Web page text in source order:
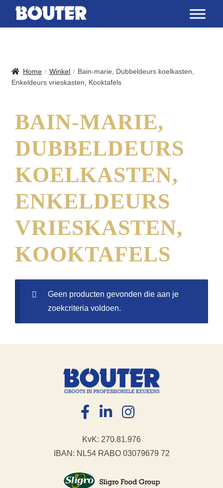
Home Winkel
Bain-marie, Dubbeldeurs koelkasten,
Enkeldeurs vrieskasten, Kooktafels
BAIN-MARIE,
DUBBELDEURS
KOELKASTEN,
ENKELDEURS
VRIESKASTEN,
KOOKTAFELS
Geen producten gevonden die aan je
zoekcriteria voldoen.
KvK: 270.81.976
IBAN: NL54 RABO 03079679 72